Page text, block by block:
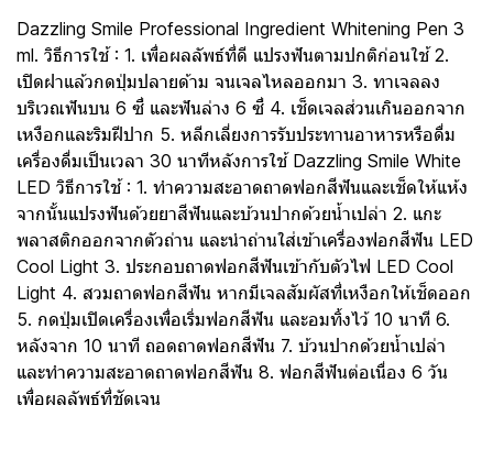
Dazzling Smile Professional Ingredient Whitening Pen 3
ml. วิธีการใช้ : 1. เพื่อผลลัพธ์ที่ดี แปรงฟันตามปกติก่อนใช้ 2.
เปิดฝาแล้วกดปุ่มปลายด้าม จนเจลไหลออกมา 3. ทาเจลลง
บริเวณฟันบน 6 ซี่ และฟันล่าง 6 ซี่ 4. เช็ดเจลส่วนเกินออกจาก
เหงือกและริมฝีปาก 5. หลีกเลี่ยงการรับประทานอาหารหรือดื่ม
เครื่องดื่มเป็นเวลา 30 นาทีหลังการใช้ Dazzling Smile White
LED วิธีการใช้ : 1. ทำความสะอาดถาดฟอกสีฟันและเช็ดให้แห้ง
จากนั้นแปรงฟันด้วยยาสีฟันและบ้วนปากด้วยน้ำเปล่า 2. แกะ
พลาสติกออกจากตัวถ่าน และนำถ่านใส่เข้าเครื่องฟอกสีฟัน LED
Cool Light 3. ประกอบถาดฟอกสีฟันเข้ากับตัวไฟ LED Cool
Light 4. สวมถาดฟอกสีฟัน หากมีเจลสัมผัสที่เหงือกให้เช็ดออก
5. กดปุ่มเปิดเครื่องเพื่อเริ่มฟอกสีฟัน และอมทิ้งไว้ 10 นาที 6.
หลังจาก 10 นาที ถอดถาดฟอกสีฟัน 7. บ้วนปากด้วยน้ำเปล่า
และทำความสะอาดถาดฟอกสีฟัน 8. ฟอกสีฟันต่อเนื่อง 6 วัน
เพื่อผลลัพธ์ที่ชัดเจน